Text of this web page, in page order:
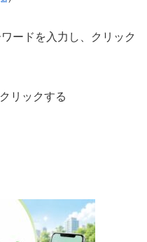
ードを入力し、クリック
リックする